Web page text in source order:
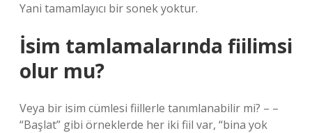
Yani tamamlayıcı bir sonek yoktur.
İsim tamlamalarında fiilimsi
olur mu?
Veya bir isim cümlesi fiillerle tanımlanabilir mi? – –
“Başlat” gibi örneklerde her iki fiil var, “bina yok